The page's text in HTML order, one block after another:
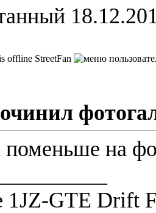
StreetFan
поменьше на
1JZ-GTE Drift